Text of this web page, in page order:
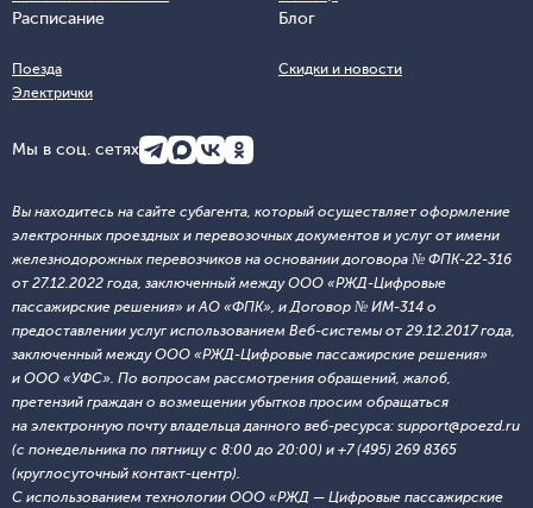
Расписание
Поезда
Электрички
Блог
Скидки и новости
Мы в соц. сетях
Вы находитесь на сайте субагента, который осуществляет оформление
электронных проездных и перевозочных документов и услуг от имени
железнодорожных перевозчиков на основании договора № ФПК-22-316
от 27.12.2022 года, заключенный между ООО «РЖД-Цифровые
пассажирские решения» и АО «ФПК», и Договор № ИМ-314 о
предоставлении услуг использованием Веб-системы от 29.12.2017 года,
заключенный между ООО «РЖД-Цифровые пассажирские решения»
и ООО «УФС». По вопросам рассмотрения обращений, жалоб,
претензий граждан о возмещении убытков просим обращаться
на электронную почту владельца данного веб-ресурса: support@poezd.ru
(с понедельника по пятницу с 8:00 до 20:00) и +7 (495) 269 8365
(круглосуточный контакт-центр).
С использованием технологии ООО «РЖД — Цифровые пассажирские